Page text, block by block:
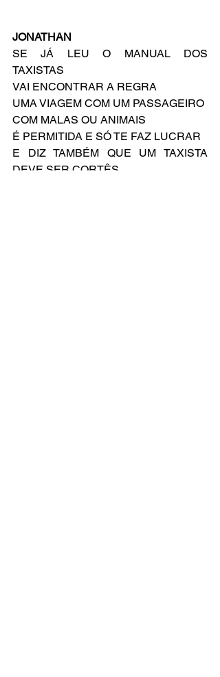
JONATHAN
SE JÁ LEU O MANUAL DOS
TAXISTAS
VAI ENCONTRAR A REGRA
UMA VIAGEM COM UM PASSAGEIRO
COM MALAS OU ANIMAIS
É PERMITIDA E SÓ TE FAZ LUCRAR
E DIZ TAMBÉM QUE UM TAXISTA
DEVE SER CORTÊS